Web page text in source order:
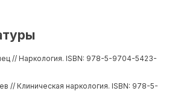
// Наркология. ISBN: 978-5-9704-5423-
// Клиническая наркология. ISBN: 978-5-